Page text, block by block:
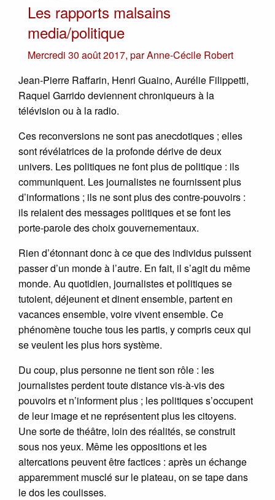
Les rapports malsains
media/politique
Mercredi 30 août 2017, parAnne-Cécile Robert
Jean-Pierre Raffarin, Henri Guaino, Aurélie Filippetti,
Raquel Garrido deviennent chroniqueurs à la
télévision ou à la radio.
Ces reconversions ne sont pas anecdotiques ; elles
sont révélatrices de la profonde dérive de deux
univers. Les politiques ne font plus de politique : ils
communiquent. Les journalistes ne fournissent plus
d’informations ; ils ne sont plus des contre-pouvoirs :
ils relaient des messages politiques et se font les
porte-parole des choix gouvernementaux.
Rien d’étonnant donc à ce que des individus puissent
passer d’un monde à l’autre. En fait, il s’agit du même
monde. Au quotidien, journalistes et politiques se
tutoient, déjeunent et dinent ensemble, partent en
vacances ensemble, voire vivent ensemble. Ce
phénomène touche tous les partis, y compris ceux qui
se veulent les plus hors système.
Du coup, plus personne ne tient son rôle : les
journalistes perdent toute distance vis-à-vis des
pouvoirs et n’informent plus ; les politiques s’occupent
de leur image et ne représentent plus les citoyens.
Une sorte de théâtre, loin des réalités, se construit
sous nos yeux. Même les oppositions et les
altercations peuvent être factices : après un échange
apparemment musclé sur le plateau, on se tape dans
le dos les coulisses.